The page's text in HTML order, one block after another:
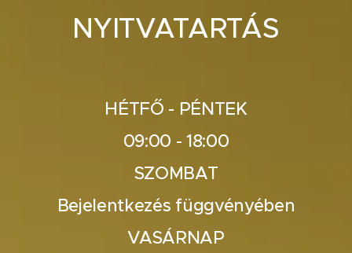
NYITVATARTÁS
HÉTFŐ - PÉNTEK
09:00 - 18:00
SZOMBAT
Bejelentkezés függvényében
VASÁRNAP